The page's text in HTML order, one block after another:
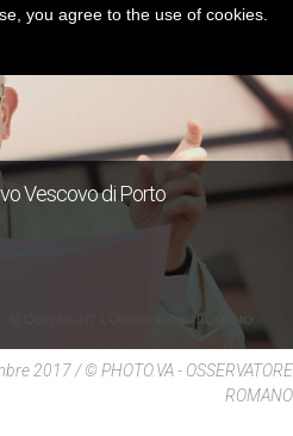
Vescovo di Porto
2017 / © PHOTO.VA - OSSERVATORE
ROMANO
you agree to the use of cookies.